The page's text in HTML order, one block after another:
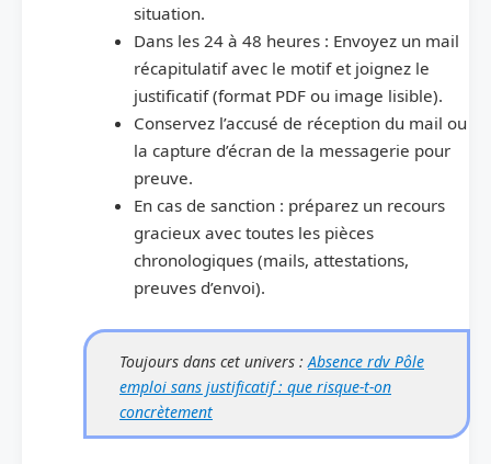
situation.
Dans les 24 à 48 heures : Envoyez un mail
récapitulatif avec le motif et joignez le
justificatif (format PDF ou image lisible).
Conservez l’accusé de réception du mail ou
la capture d’écran de la messagerie pour
preuve.
En cas de sanction : préparez un recours
gracieux avec toutes les pièces
chronologiques (mails, attestations,
preuves d’envoi).
Toujours dans cet univers :Absence rdv Pôle
emploi sans justificatif : que risque-t-on
concrètement